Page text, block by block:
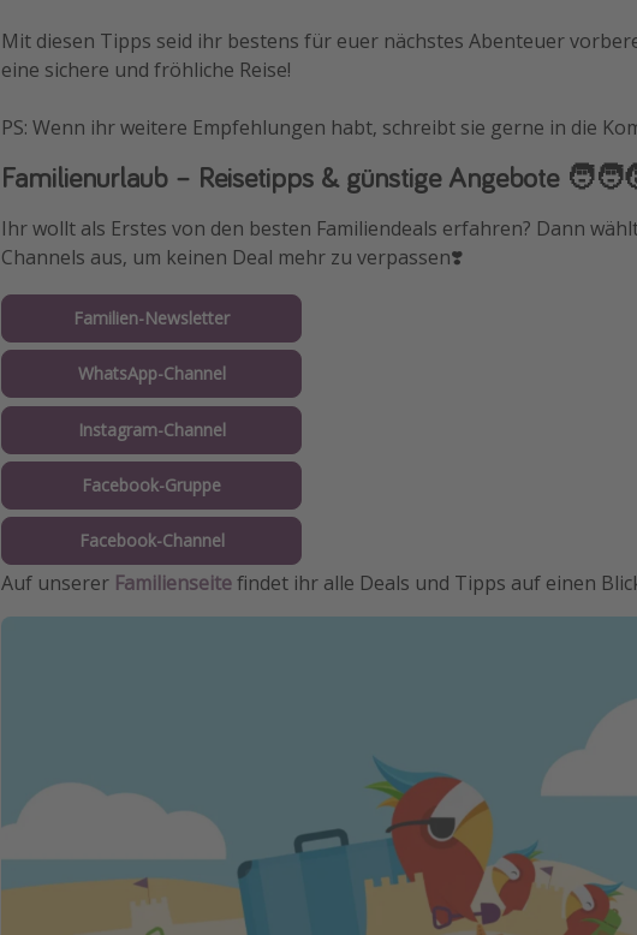
Mit diesen Tipps seid ihr bestens für euer nächstes Abenteuer
eine sichere und fröhliche Reise!
PS: Wenn ihr weitere Empfehlungen habt, schreibt sie gerne in die
Familienurlaub – Reisetipps & günstige Angebote
Ihr wollt als Erstes von den besten Familiendeals erfahren? Dann
Channels aus, um keinen Deal mehr zu verpassen❣️
Familien-Newsletter
WhatsApp-Channel
Instagram-Channel
Facebook-Gruppe
Facebook-Channel
Auf unserer Familienseitefindet ihr alle Deals und Tipps auf einen